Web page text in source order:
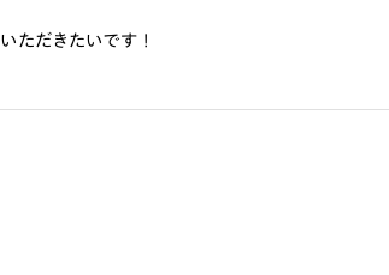
ただきたいです！